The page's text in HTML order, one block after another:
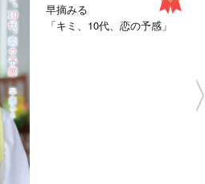
早摘みる
「キミ、10代、恋の予感」